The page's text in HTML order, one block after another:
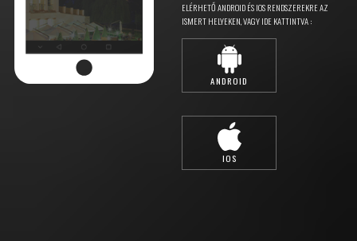
ELÉRHETŐ ANDROID ÉS IOS RENDSZEREKRE AZ
ISMERT HELYEKEN, VAGY IDE KATTINTVA :
ANDROID
IOS